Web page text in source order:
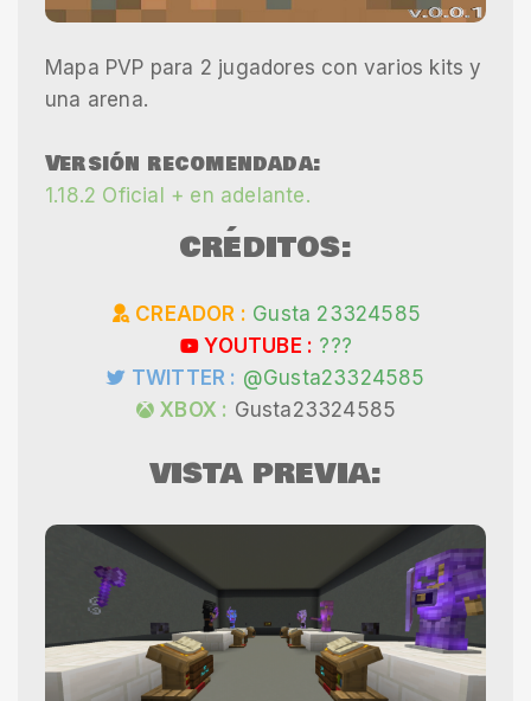
Mapa PVP para 2 jugadores con varios kits y
una arena.
Versión recomendada:
1.18.2 Oficial + en adelante.
CRÉDITOS:
CREADOR : Gusta 23324585
YOUTUBE : ???
TWITTER : @Gusta23324585
XBOX : Gusta23324585
VISTA PREVIA: